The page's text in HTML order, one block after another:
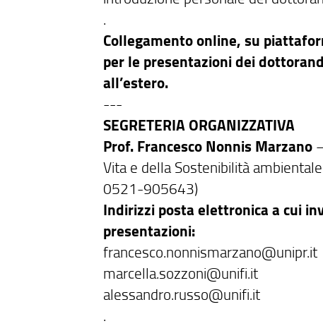
.
Collegamento online, su
per le presentazioni dei
all’estero.
---
SEGRETERIA ORGANIZZATIVA
Prof. Francesco Nonnis Marzano
Vita e della Sostenibilità
0521-905643)
Indirizzi posta elettronica a cui
presentazioni:
francesco.nonnismarzano@unipr.it
marcella.sozzoni@unifi.it
alessandro.russo@unifi.it
.